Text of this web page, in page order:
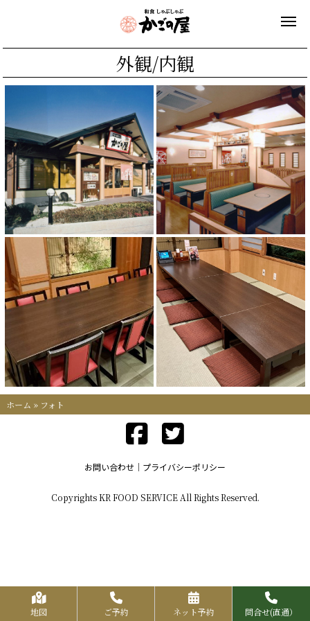
外観/内観
ホーム » フォト
お問い合わせ プライバシーポリシー
Copyrights KR FOOD SERVICE All Rights Reserved.
地図 ご予約 ネット予約 問合せ(直通）